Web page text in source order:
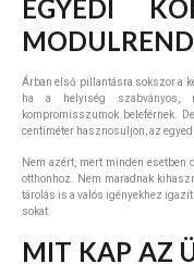
EGYEDI
Árban első pillantásra sokszor a
ha a helyiség szabványos,
kompromisszumok beleférnek.
centiméter hasznosuljon, az
Nem azért, mert minden esetben
otthonhoz. Nem maradnak
tárolás is a valós igényekhez
sokat.
MIT KAP AZ